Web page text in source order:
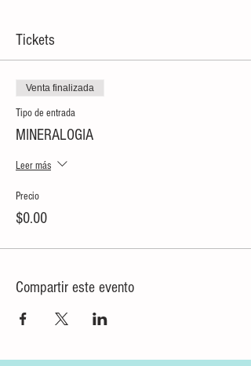
Tickets
Venta finalizada
Tipo de entrada
MINERALOGIA
Leer más
Precio
$0.00
Compartir este evento